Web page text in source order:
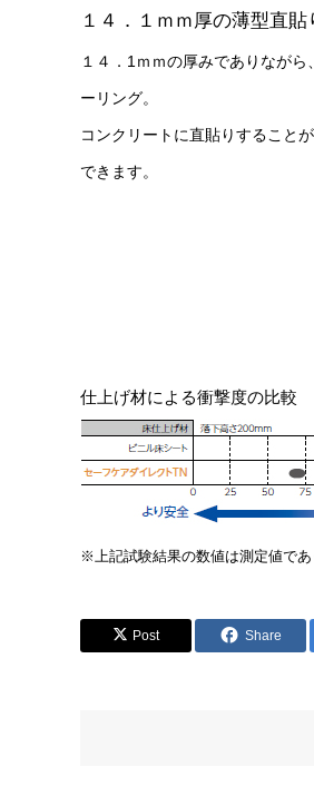
１４．１ｍｍ厚の薄型直貼
１４．1ｍｍの厚みでありなが
ーリング。
コンクリートに直貼りすること
できます。
仕上げ材による衝撃度の比較
※上記試験結果の数値は測定値であ
Post Share